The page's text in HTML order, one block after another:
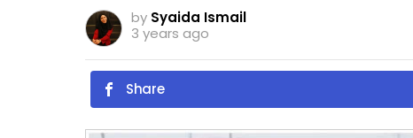
by Syaida Ismail
3 years ago
Share